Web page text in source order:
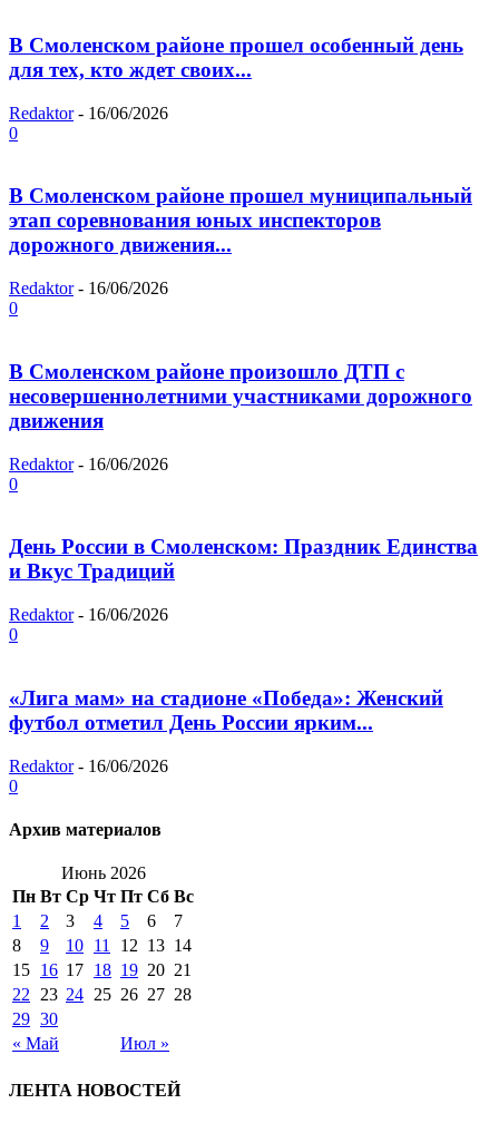
В Смоленском районе прошел особенный день
для тех, кто ждет своих...
Redaktor - 16/06/2026
0
В Смоленском районе прошел муниципальный
этап соревнования юных инспекторов
дорожного движения...
Redaktor - 16/06/2026
0
В Смоленском районе произошло ДТП с
несовершеннолетними участниками дорожного
движения
Redaktor - 16/06/2026
0
День России в Смоленском: Праздник Единства
и Вкус Традиций
Redaktor - 16/06/2026
0
«Лига мам» на стадионе «Победа»: Женский
футбол отметил День России ярким...
Redaktor - 16/06/2026
0
Архив материалов
Июнь 2026
Пн Вт Ср Чт Пт Сб Вс
« Май Июл »
1 2 3 4 5 6
7
8
9 10 11 12 13 14
15 16 17 18 19 20 21
22
23 24 25 26 27 28
29 30
ЛЕНТА НОВОСТЕЙ